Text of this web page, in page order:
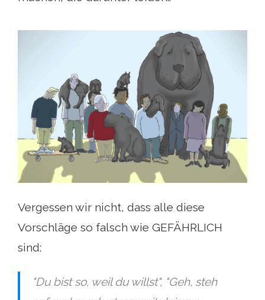
Vergessen wir nicht, dass alle diese
Vorschläge so falsch wie GEFÄHRLICH
sind:
"Du bist so, weil du willst", "Geh, steh